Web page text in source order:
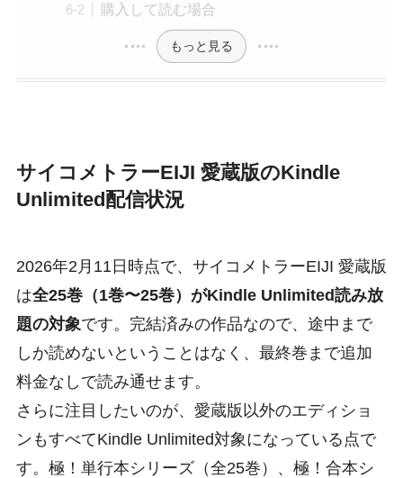
購入して読む場合
もっと見る
サイコメトラーEIJI 愛蔵版のKindle
Unlimited配信状況
2026年2月11日時点で、サイコメトラーEIJI 愛蔵版
は全25巻（1巻〜25巻）がKindle Unlimited読み放
題の対象です。完結済みの作品なので、途中まで
しか読めないということはなく、最終巻まで追加
料金なしで読み通せます。
さらに注目したいのが、愛蔵版以外のエディショ
ンもすべてKindle Unlimited対象になっている点で
す。極！単行本シリーズ（全25巻）、極！合本シ